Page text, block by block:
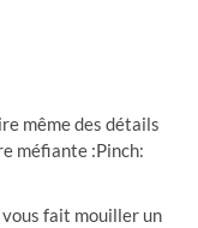
même des détails
méfiante :Pinch:
vous fait mouiller un